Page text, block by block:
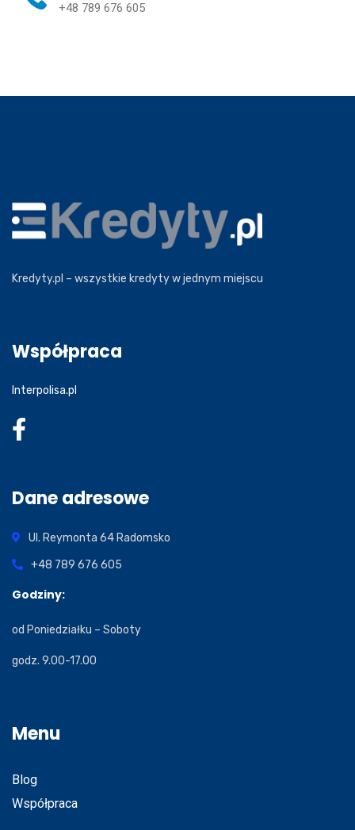
+48 789 676 605
Kredyty.pl – wszystkie kredyty w jednym miejscu
Współpraca
Interpolisa.pl
Dane adresowe
Ul. Reymonta 64 Radomsko
+48 789 676 605
Godziny:
od Poniedziałku – Soboty
godz. 9.00-17.00
Menu
Blog
Współpraca